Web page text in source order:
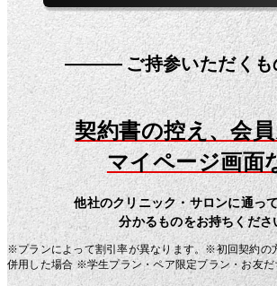
ご持参いただくも
契約書の控え、会
マイページ画面
他社のクリニック・サロンに通っ
分かるものをお持ちくださ
※プランによって割引率が異なります。※初回契約の
併用した場合 ※学生プラン・ペア限定プラン・お友